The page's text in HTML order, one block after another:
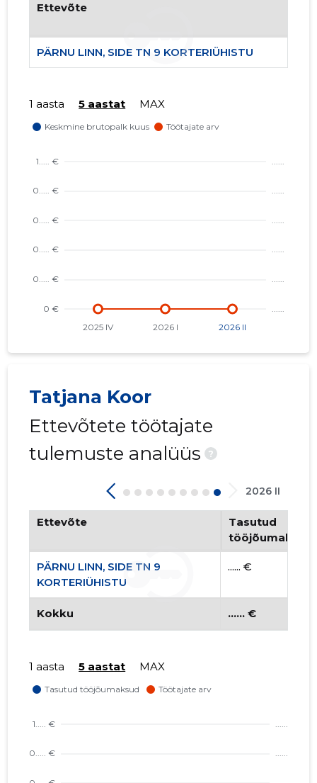
Ettevõte
PÄRNU LINN, SIDE TN 9 KORTERIÜHISTU
1 aasta 5 aastat MAX
Tatjana Koor
Ettevõtete töötajate
tulemuste analüüs
?
2026 II
Ettevõte
Tasutud
tööjõumaksud
PÄRNU LINN, SIDE TN 9
KORTERIÜHISTU
...... €
Kokku ...... €
1 aasta 5 aastat MAX